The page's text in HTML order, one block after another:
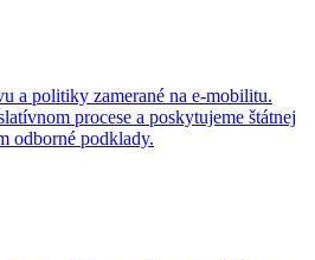
a politiky zamerané na e-mobilitu.
procese a poskytujeme štátnej
odborné podklady.